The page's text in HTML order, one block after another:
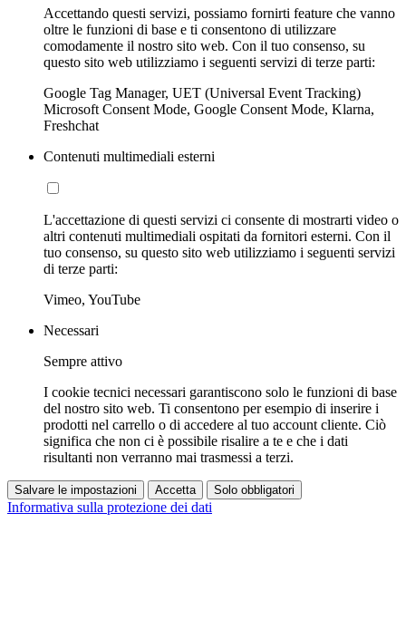
Accettando questi servizi, possiamo fornirti feature che vanno
oltre le funzioni di base e ti consentono di utilizzare
comodamente il nostro sito web. Con il tuo consenso, su
questo sito web utilizziamo i seguenti servizi di terze parti:
Google Tag Manager, UET (Universal Event Tracking)
Microsoft Consent Mode, Google Consent Mode, Klarna,
Freshchat
Contenuti multimediali esterni
L'accettazione di questi servizi ci consente di mostrarti video o
altri contenuti multimediali ospitati da fornitori esterni. Con il
tuo consenso, su questo sito web utilizziamo i seguenti servizi
di terze parti:
Vimeo, YouTube
Necessari
Sempre attivo
I cookie tecnici necessari garantiscono solo le funzioni di base
del nostro sito web. Ti consentono per esempio di inserire i
prodotti nel carrello o di accedere al tuo account cliente. Ciò
significa che non ci è possibile risalire a te e che i dati
risultanti non verranno mai trasmessi a terzi.
Salvare le impostazioni Accetta Solo obbligatori
Informativa sulla protezione dei dati